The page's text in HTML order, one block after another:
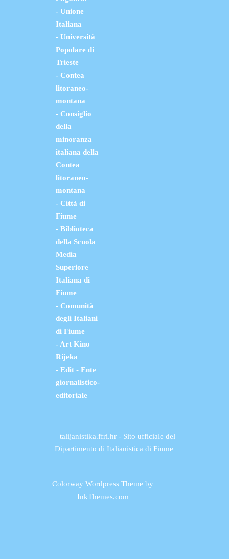
- Unione
Italiana
- Università
Popolare di
Trieste
- Contea
litoraneo-
montana
- Consiglio
della
minoranza
italiana della
Contea
litoraneo-
montana
- Città di
Fiume
- Biblioteca
della Scuola
Media
Superiore
Italiana di
Fiume
- Comunità
degli Italiani
di Fiume
- Art Kino
Rijeka
- Edit - Ente
giornalistico-
editoriale
talijanistika.ffri.hr - Sito ufficiale del
Dipartimento di Italianistica di Fiume
Colorway Wordpress Theme by
InkThemes.com